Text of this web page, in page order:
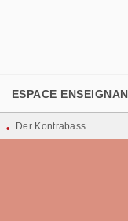
ESPACE
• Der Kontrabass